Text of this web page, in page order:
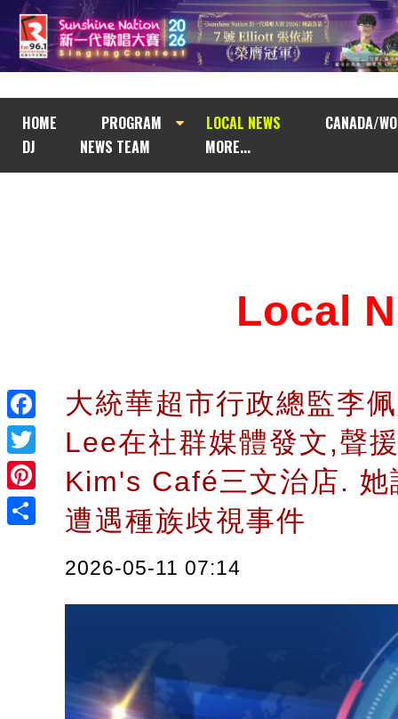
HOME PROGRAM LOCAL NEWS
CANADA/
DJ
NEWS TEAM MORE...
Facebook
Twitter
Pinterest
Local
大統華超市行政總監李
Lee在社群媒體發文,聲
Kim's Café三文治店. 她
遭遇種族歧視事件
2026-05-11 07:14